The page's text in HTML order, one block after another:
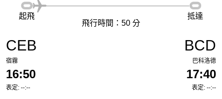
CEB
宿霧
16:50
表定: --:--
起飛
飛行時間：50 分
抵達
BCD
巴科洛德
17:40
表定: --:--